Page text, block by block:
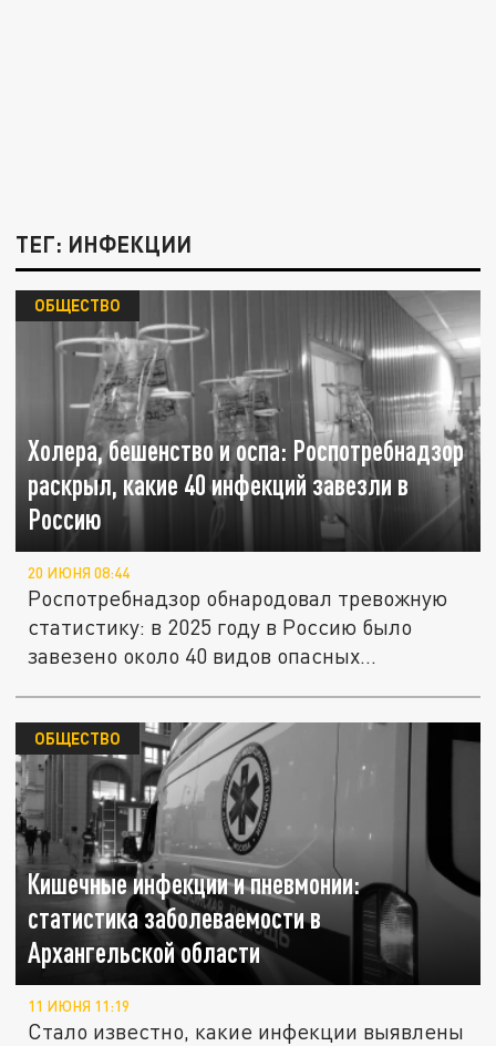
ТЕГ: ИНФЕКЦИИ
Холера, бешенство и оспа: Роспотребнадзор
раскрыл, какие 40 инфекций завезли в
Россию
ОБЩЕСТВО
20 ИЮНЯ 08:44
Роспотребнадзор обнародовал тревожную
статистику: в 2025 году в Россию было
завезено около 40 видов опасных...
Кишечные инфекции и пневмонии:
статистика заболеваемости в
Архангельской области
ОБЩЕСТВО
11 ИЮНЯ 11:19
Стало известно, какие инфекции выявлены